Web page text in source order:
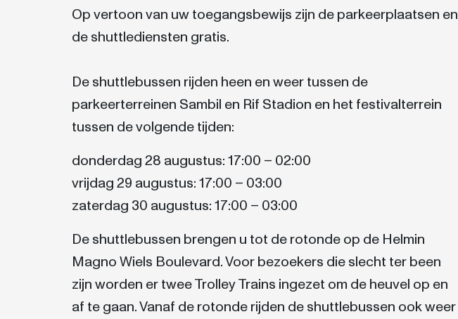
Op vertoon van uw toegangsbewijs zijn de parkeerplaatsen en
de shuttlediensten gratis.
De shuttlebussen rijden heen en weer tussen de
parkeerterreinen Sambil en Rif Stadion en het festivalterrein
tussen de volgende tijden:
donderdag 28 augustus: 17:00 – 02:00
vrijdag 29 augustus: 17:00 – 03:00
zaterdag 30 augustus: 17:00 – 03:00
De shuttlebussen brengen u tot de rotonde op de Helmin
Magno Wiels Boulevard. Voor bezoekers die slecht ter been
zijn worden er twee Trolley Trains ingezet om de heuvel op en
af te gaan. Vanaf de rotonde rijden de shuttlebussen ook weer